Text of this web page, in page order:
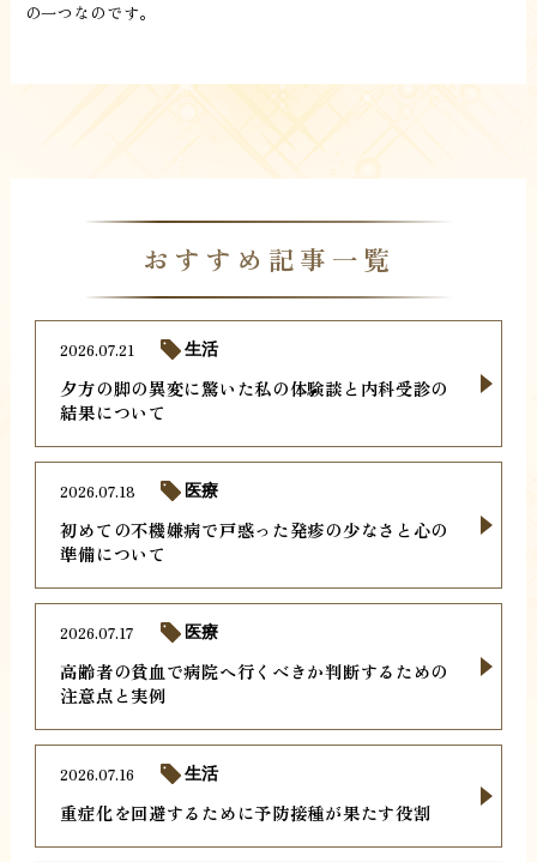
の一つなのです。
おすすめ記事一覧
夕方の脚の異変に驚いた私の体験談と内科受診の
結果について
2026.07.21 生活
初めての不機嫌病で戸惑った発疹の少なさと心の
準備について
2026.07.18 医療
高齢者の貧血で病院へ行くべきか判断するための
注意点と実例
2026.07.17 医療
重症化を回避するために予防接種が果たす役割
2026.07.16 生活